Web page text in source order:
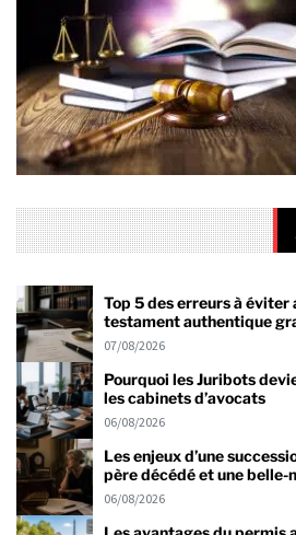
Top 5 des erreurs à éviter
testament authentique
07/08/2026
Pourquoi les Juribots
les cabinets d’avocats
06/08/2026
Les enjeux d’une
père décédé et une belle-
06/08/2026